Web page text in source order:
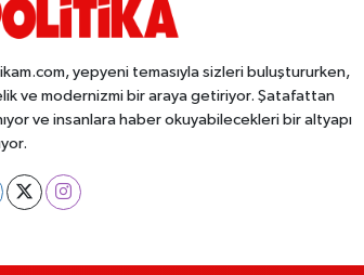
yepyeni temasıyla sizleri buluştururken,
ve modernizmi bir araya getiriyor. Şatafattan
ve insanlara haber okuyabilecekleri bir altyapı